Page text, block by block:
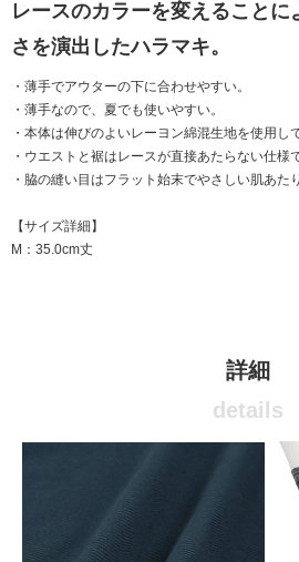
レースのカラーを変えることに
さを演出したハラマキ。
・薄手でアウターの下に合わせやすい。
・薄手なので、夏でも使いやすい。
・本体は伸びのよいレーヨン綿混生地を使用し
・ウエストと裾はレースが直接あたらない仕様
・脇の縫い目はフラット始末でやさしい肌あたり
【サイズ詳細】
M：35.0cm丈
詳細
details